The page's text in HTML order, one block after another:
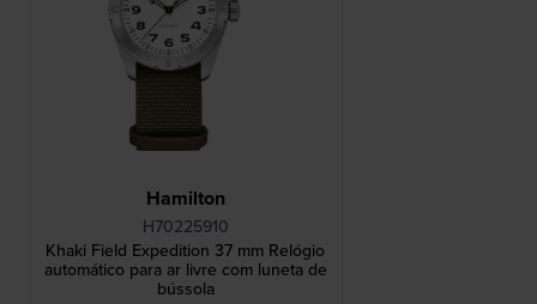
Hamilton
H70225910
Khaki Field Expedition 37 mm Relógio
automático para ar livre com luneta de
bússola